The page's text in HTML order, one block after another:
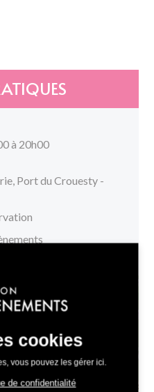
à 20h00
Port du Crouesty -
cookies
vous pouvez les gérer ici.
de confidentialité